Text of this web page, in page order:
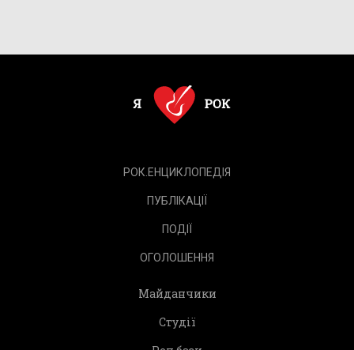
РОК.ЕНЦИКЛОПЕДІЯ
ПУБЛІКАЦІЇ
ПОДІЇ
ОГОЛОШЕННЯ
Майданчики
Студії